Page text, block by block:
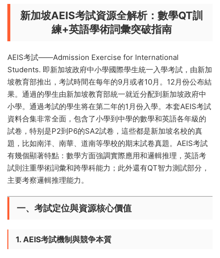
新加坡AEIS考試資源全解析：數學QT訓
練+英語學術詞彙突破指南
AEIS考試——Admission Exercise for International
Students. 即新加坡政府中小學國際學生統一入學考試， 由新加
坡教育部推出，考試時間在每年的9月或者10月。12月份公布結
果。通過的學生由新加坡教育部統一就近分配到新加坡政府中
小學。通過考試的學生将在第二年的1月份入學。本套AEIS考試
資料合集非常全面，包含了小學到中學的數學和英語各年級的
試卷，特别是P2到P6的SA2試卷，這些都是新加坡名校的真
題，比如南洋、南華、道南等學校的期末試卷真題。AEIS考試
有幾個顯著特點：數學方面強調實際應用和邏輯推理， 英語考
試則注重學術詞彙和跨學科能力 ；此外還有QT智力測試部分，
主要考察邏輯推理能力。
一、考試定位與資源核心價值
1. AEIS考試機制與競争本質